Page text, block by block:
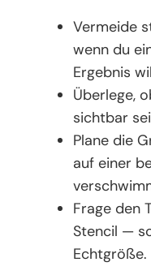
Vermeide
wenn du
Ergebnis
Überlege,
sichtbar
Plane die
auf einer
Frage den
Stencil —
Echtgröße.